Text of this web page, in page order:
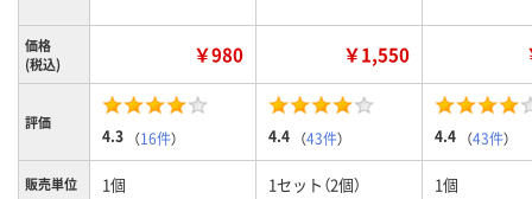
価格
(税込)
￥980 ￥1,550
評価
4.3 （16件） 4.4 （43件） 4.4 （43件）
販売単位 1個 1セット（2個） 1個